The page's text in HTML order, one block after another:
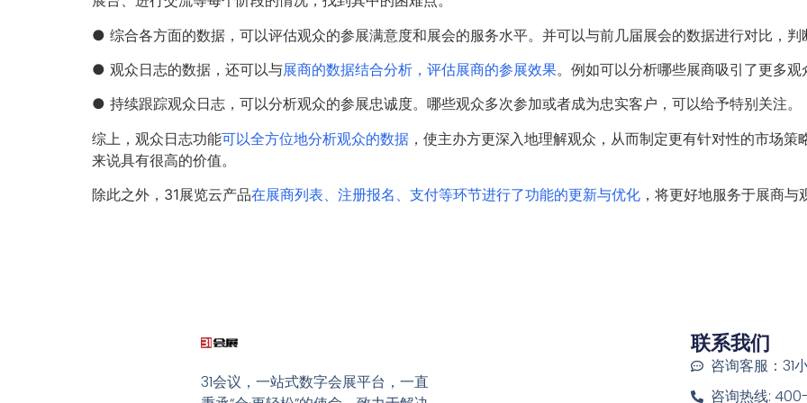
● 综合各方面的数据，可以评估观众的参展满意度和展会的服务水平。并可以与前几届展会的数据进行对比，判
● 观众日志的数据，还可以与展商的数据结合分析，评估展商的参展效果。例如可以分析哪些展商吸引了更多
● 持续跟踪观众日志，可以分析观众的参展忠诚度。哪些观众多次参加或者成为忠实客户，可以给予特别关注。
综上，观众日志功能可以全方位地分析观众的数据 ，使主办方更深入地理解观众，从而制定更有针对性的市场
来说具有很高的价值。
除此之外，31展览云产品在展商列表、注册报名、支付等环节进行了功能的更新与优化 ，将更好地服务于展商
31会议，一站式数字会展平台，一直
联系我们
咨询客服：31
咨询热线: